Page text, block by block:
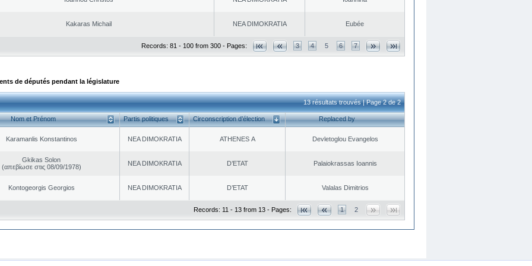
Kakaras Michail NEA DΙMOKRATIA Eubée
Records: 81 - 100 from 300 - Pages: 3 4 5 6 7
de députés pendant la législature
13 résultats trouvés | Page 2 de 2
Nom et Prénom Partis politiques Circonscription d’élection Replaced by
Karamanlis Konstantinos NEA DΙMOKRATIA ATHENES Α Devletoglou Evangelos
Gkikas Solon
(απεβίωσε στις 08/09/1978)
NEA DΙMOKRATIA D’ETAT Palaiokrassas Ioannis
Kontogeorgis Georgios NEA DΙMOKRATIA D’ETAT Valalas Dimitrios
Records: 11 - 13 from 13 - Pages: 1 2